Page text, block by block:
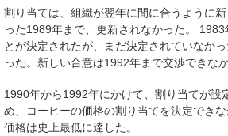
割り当ては、組織が翌年に間に合うように
った1989年まで、更新されなかった。
とが決定されたが、まだ決定されていなか
った。新しい合意は1992年まで交渉できなか
1990年から1992年にかけて、割り当てが設
め、コーヒーの価格の割り当てを決定でき
価格は史上最低に達した。